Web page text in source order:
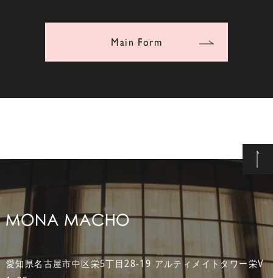
Main Form
愛知県名古屋市中区栄5丁目28-19 アルティメイトタワー栄V